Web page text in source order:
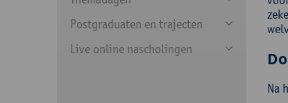
Postgraduaten en trajecten
Live online nascholingen
Na